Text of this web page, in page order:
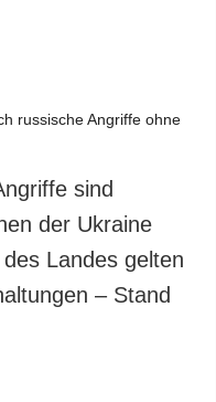
und zum Schutz
sind
der Ukraine
Landes gelten
– Stand